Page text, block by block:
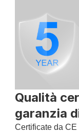
Qualità
garanzia
Certificate da